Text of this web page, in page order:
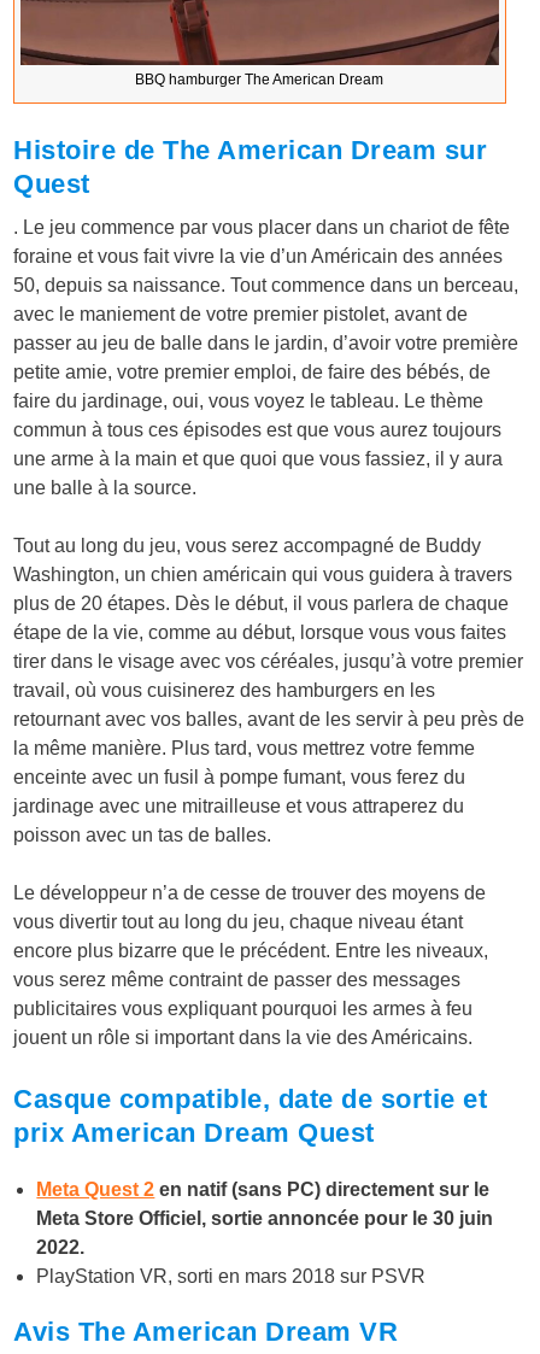
BBQ hamburger The American Dream
Histoire de The American Dream sur
Quest
. Le jeu commence par vous placer dans un chariot de fête
foraine et vous fait vivre la vie d’un Américain des années
50, depuis sa naissance. Tout commence dans un berceau,
avec le maniement de votre premier pistolet, avant de
passer au jeu de balle dans le jardin, d’avoir votre première
petite amie, votre premier emploi, de faire des bébés, de
faire du jardinage, oui, vous voyez le tableau. Le thème
commun à tous ces épisodes est que vous aurez toujours
une arme à la main et que quoi que vous fassiez, il y aura
une balle à la source.
Tout au long du jeu, vous serez accompagné de Buddy
Washington, un chien américain qui vous guidera à travers
plus de 20 étapes. Dès le début, il vous parlera de chaque
étape de la vie, comme au début, lorsque vous vous faites
tirer dans le visage avec vos céréales, jusqu’à votre premier
travail, où vous cuisinerez des hamburgers en les
retournant avec vos balles, avant de les servir à peu près de
la même manière. Plus tard, vous mettrez votre femme
enceinte avec un fusil à pompe fumant, vous ferez du
jardinage avec une mitrailleuse et vous attraperez du
poisson avec un tas de balles.
Le développeur n’a de cesse de trouver des moyens de
vous divertir tout au long du jeu, chaque niveau étant
encore plus bizarre que le précédent. Entre les niveaux,
vous serez même contraint de passer des messages
publicitaires vous expliquant pourquoi les armes à feu
jouent un rôle si important dans la vie des Américains.
Casque compatible, date de sortie et
prix American Dream Quest
Meta Quest 2 en natif (sans PC) directement sur le
Meta Store Officiel, sortie annoncée pour le 30 juin
2022.
PlayStation VR, sorti en mars 2018 sur PSVR
Avis The American Dream VR